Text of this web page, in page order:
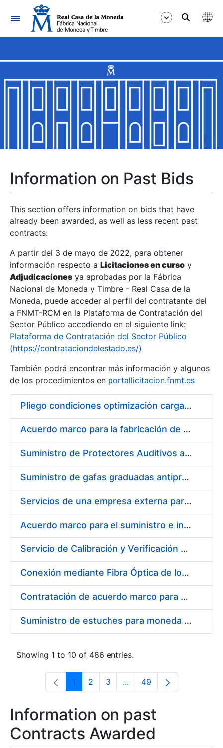
Navigation
Show/Hide
Show/Hide
Show/Hide
Show/Hide
Show/Hide
Show/Hide
Information on Past Bids
This section offers information on bids that have
already been awarded, as well as less recent past
contracts:
A partir del 3 de mayo de 2022, para obtener
información respecto a Licitaciones en curso y
Adjudicaciones ya aprobadas por la Fábrica
Nacional de Moneda y Timbre - Real Casa de la
Moneda, puede acceder al perfil del contratante del
a FNMT-RCM en la Plataforma de Contratación del
Sector Público accediendo en el siguiente link:
Plataforma de Contratación del Sector Público
(https://contrataciondelestado.es/)
También podrá encontrar más información y algunos
de los procedimientos en portallicitacion.fnmt.es
Pliego condiciones optimización cargas compras firmado
Acuerdo marco para la fabricación de piezas
Suministro de Protectores Auditivos a medida para las personas trabajadoras de los Centros de Trabajo de Madrid y Burgos
Suministro de gafas graduadas antiproyecciones para los trabajadores de la FNMT-RCM en los centros de trabajo de Madrid y Burgos
Servicios de una empresa externa para el asesoramiento y resolución de los recursos de alzada que se presentan relacionados con procesos de selección para la FNMT-RCM
Acuerdo marco para el suministro e instalación de persianas, estores y otros complementos
Servicio de Calibración y Verificación Externa de los Equipos de Medición del Servicio de Prevención de la FNMT-RCM
Conexión mediante Fibra Óptica de los Centros de Proceso de Datos (CPDs) de las sedes de la FNMT-RCM de Burgos y Madrid
Contratación de acuerdo marco para el Suministro de Material de Electricidad para la Fábrica Nacional de Moneda y Timbre-Real Casa de la Moneda en su centro de trabajo de Burgos
Suministro de estuches para moneda de 30 €
Showing 1 to 10 of 486 entries.
Page
1 Page
2 Page
3 ...Intermediate Pages Use
Page
49
Information on past
Contracts Awarded